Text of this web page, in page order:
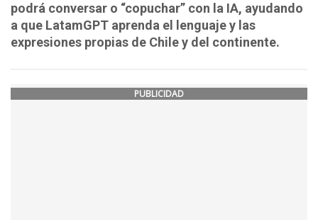
podrá conversar o “copuchar” con la IA, ayudando
a que LatamGPT aprenda el lenguaje y las
expresiones propias de Chile y del continente.
PUBLICIDAD